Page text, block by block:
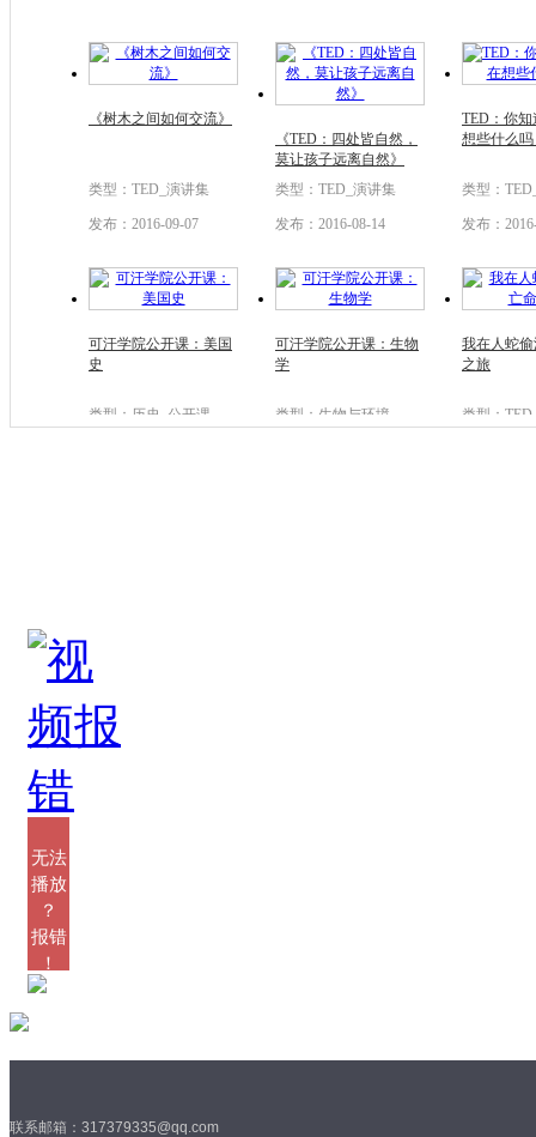
《树木之间如何交流》
类型：TED_演讲集
发布：2016-09-07
《TED：四处皆自然，
莫让孩子远离自然》
类型：TED_演讲集
发布：2016-08-14
TED：你
想些什么
类型：
发布：
可汗学院公开课：美国
史
类型：历史_公开课
可汗学院公开课：生物
学
类型：生物与环境
我在人蛇
之旅
类型：
发布：2015-05-01
无法
播放
？
报错
！
联系邮箱：317379335@qq.com